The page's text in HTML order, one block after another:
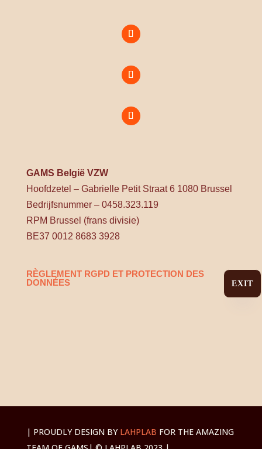
GAMS België VZW
Hoofdzetel – Gabrielle Petit Straat 6 1080 Brussel
Bedrijfsnummer – 0458.323.119
RPM Brussel (frans divisie)
BE37 0012 8683 3928
RÈGLEMENT RGPD ET PROTECTION DES
DONNÉES
| PROUDLY DESIGN BY LAHPLAB FOR THE AMAZING
EXIT